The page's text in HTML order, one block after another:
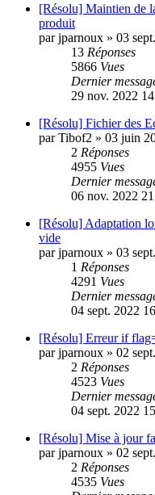
[Résolu] Maintien de
produit
parjparnoux » 03
13 Réponses
5866 Vues
Dernier
29 nov. 2022
[Résolu] Fichier des
parTibof2 » 03 juin
2 Réponses
4955 Vues
Dernier
06 nov. 2022
[Résolu] Adaptation
vide
parjparnoux » 03
1 Réponses
4291 Vues
Dernier
04 sept. 2022
[Résolu] Erreur if
parjparnoux » 02
2 Réponses
4523 Vues
Dernier
04 sept. 2022
[Résolu] Mise à jour
parjparnoux » 02
2 Réponses
4535 Vues